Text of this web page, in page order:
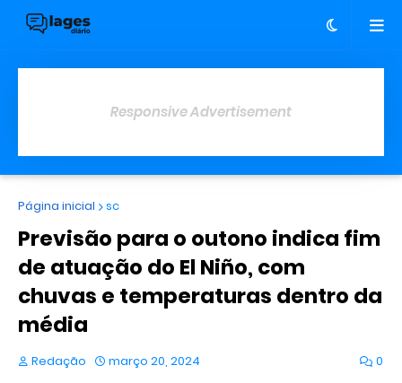
Responsive Advertisement
Página inicial sc
Previsão para o outono indica fim
de atuação do El Niño, com
chuvas e temperaturas dentro da
média
Redação março 20, 2024 0